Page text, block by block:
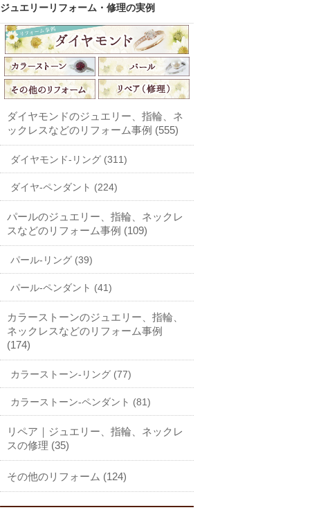
ジュエリーリフォーム・修理の実例
ダイヤモンドのジュエリー、指輪、ネ
ックレスなどのリフォーム事例 (555)
ダイヤモンド-リング (311)
ダイヤ-ペンダント (224)
パールのジュエリー、指輪、ネックレ
スなどのリフォーム事例 (109)
パール-リング (39)
パール-ペンダント (41)
カラーストーンのジュエリー、指輪、
ネックレスなどのリフォーム事例
(174)
カラーストーン-リング (77)
カラーストーン-ペンダント (81)
リペア｜ジュエリー、指輪、ネックレ
スの修理 (35)
その他のリフォーム (124)